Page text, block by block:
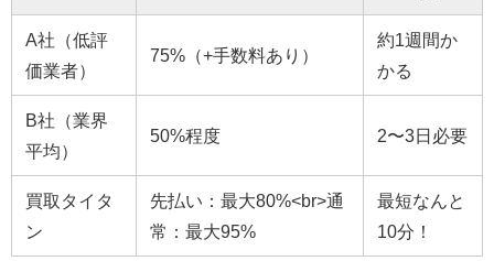
A社（低評
価業者）
75%（+手数料あり）
約1週間か
かる
B社（業界
平均）
50%程度 2〜3日必要
買取タイタ
ン
先払い：最大80%<br>通
常：最大95%
最短なんと
10分！